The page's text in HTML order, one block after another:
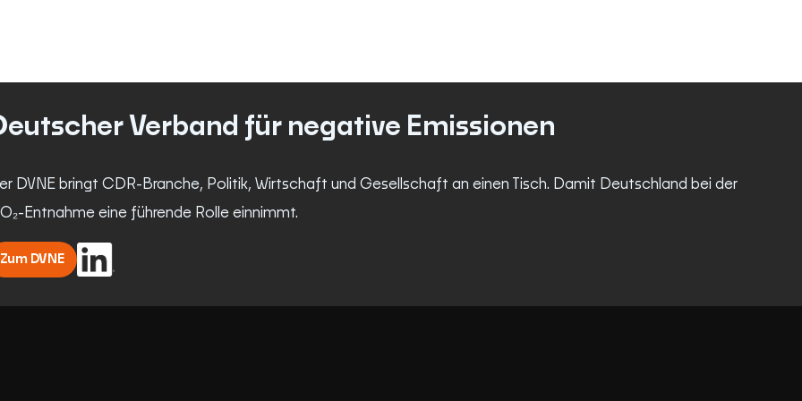
Verband für negative Emissionen
DVNE bringt CDR-Branche, Politik, Wirtschaft und Gesellschaft an einen Tisch. Damit Deutschland bei der
Entnahme eine führende Rolle einnimmt.
Zum DVNE